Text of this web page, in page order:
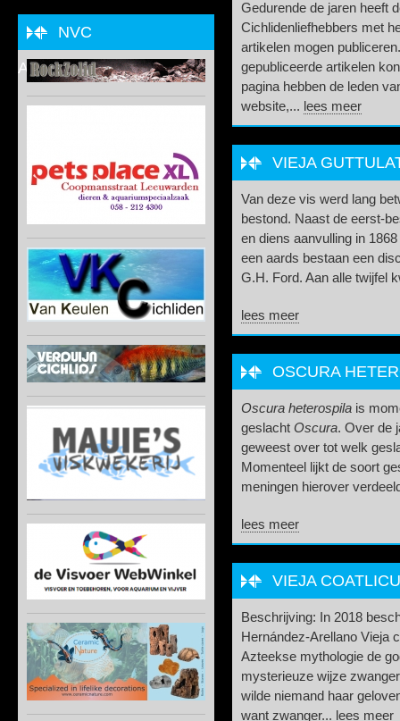
Gedurende de jaren heeft
Cichlidenliefhebbers met
artikelen mogen
gepubliceerde artikelen
pagina hebben de leden
website,... lees meer
VIEJA
Van deze vis werd lang
bestond. Naast de eerst-
en diens aanvulling in
een aards bestaan een
G.H. Ford. Aan alle twijfel
lees meer
OSCURA
Oscura heterospila is
geslacht Oscura. Over de
geweest over tot welk
Momenteel lijkt de soort
meningen hierover
lees meer
VIEJA
Beschrijving: In 2018
Hernández-Arellano Vieja
Azteekse mythologie de
mysterieuze wijze
wilde niemand haar
want zwanger... lees meer
NVC
ADVERTEERDER